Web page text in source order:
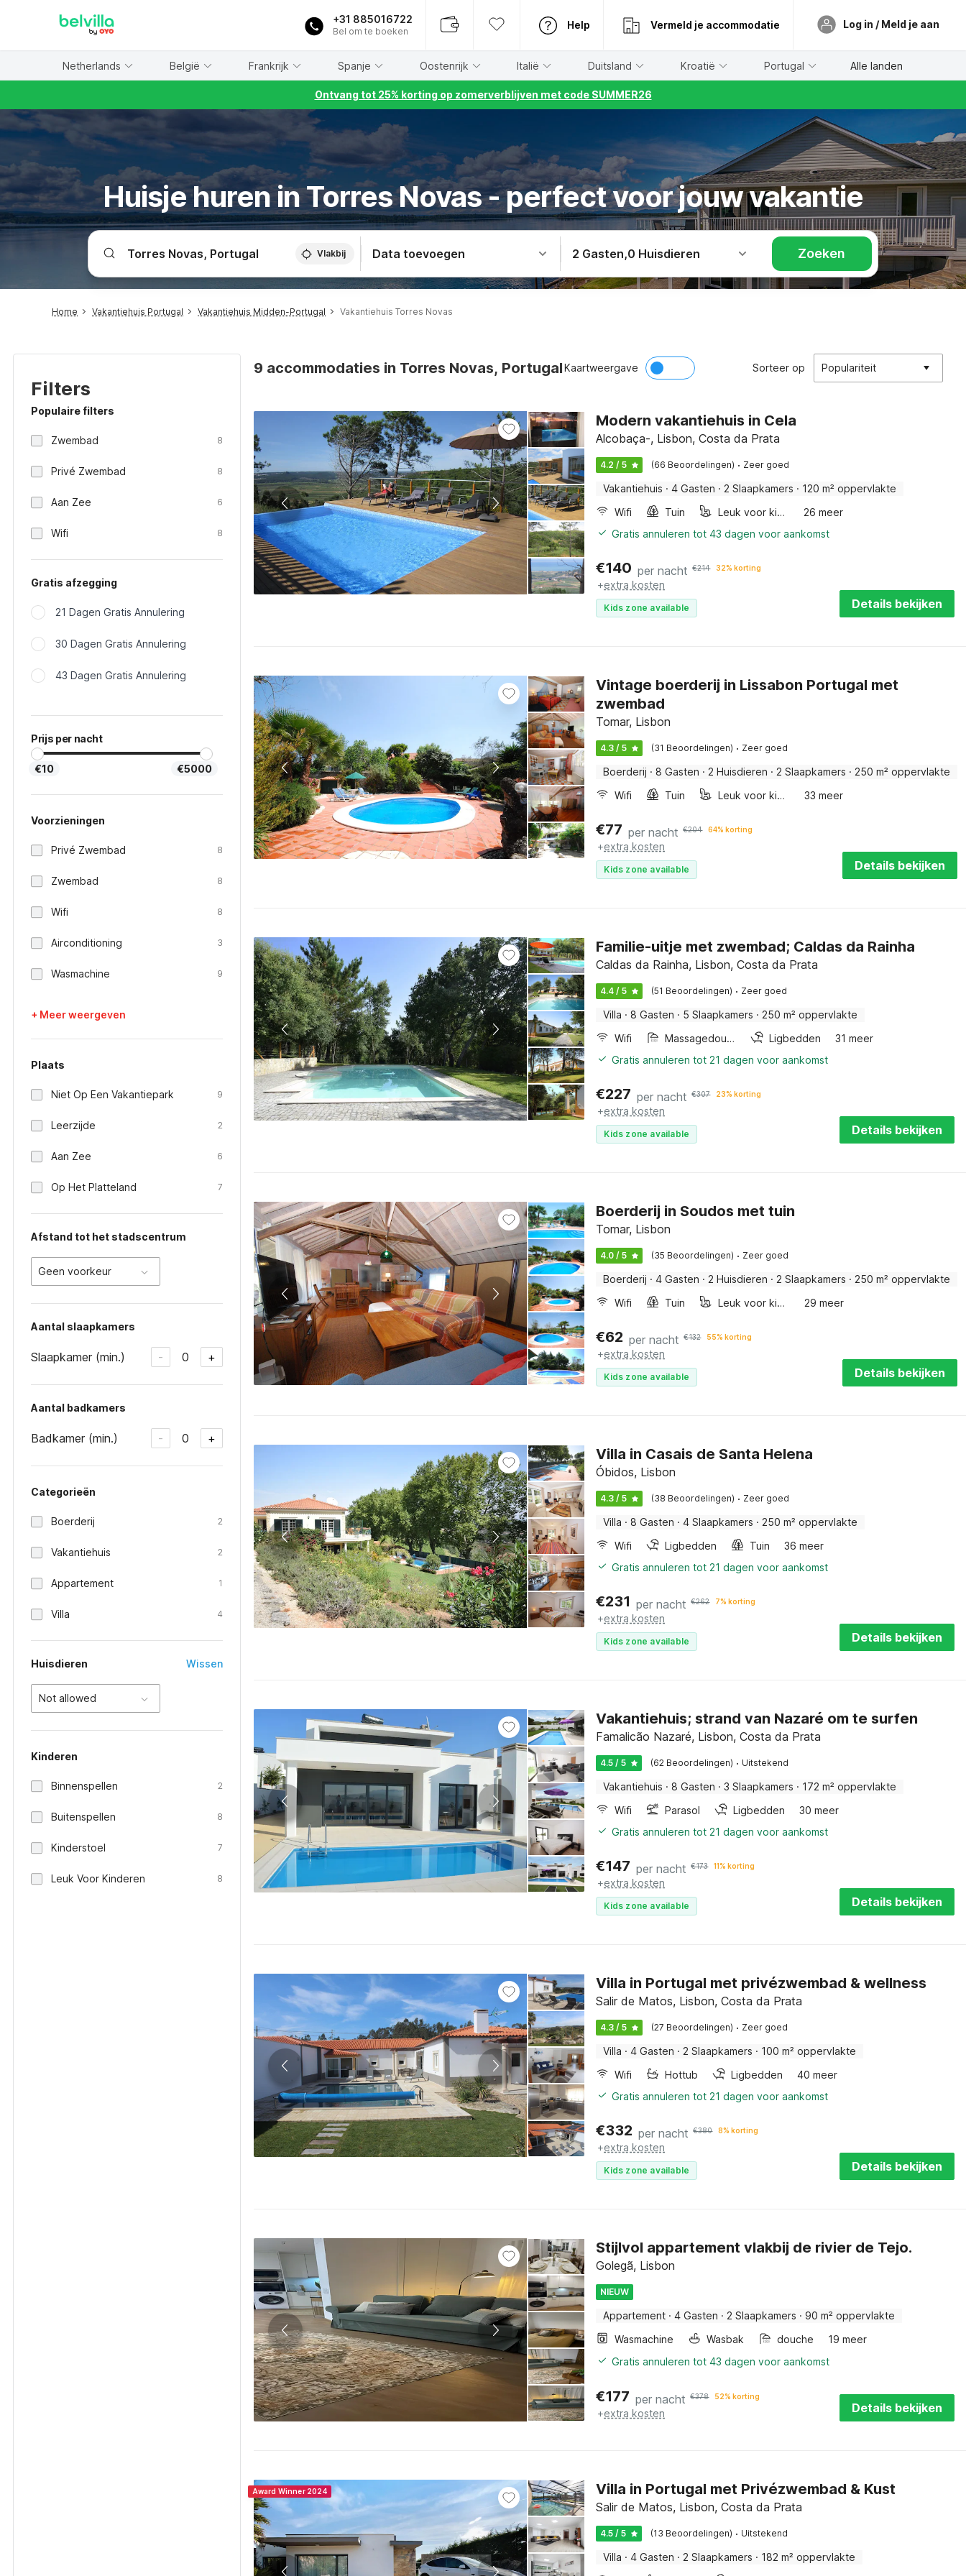
+31 885016722
Bel om te boeken
Help Vermeld je accommodatie Log in / Meld je aan
Netherlands België Frankrijk Spanje Oostenrijk Italië Duitsland Kroatië Portugal Alle landen
Ontvang tot 25% korting op zomerverblijven met code SUMMER26
Huisje huren in Torres Novas - perfect voor jouw vakantie
Vlakbij Data toevoegen 2 Gasten,0 Huisdieren Zoeken
Home Vakantiehuis Portugal Vakantiehuis Midden-Portugal Vakantiehuis Torres Novas
Filters
Populaire filters
Zwembad 8
Privé Zwembad 8
Aan Zee 6
Wifi 8
Gratis afzegging
21 Dagen Gratis Annulering
30 Dagen Gratis Annulering
43 Dagen Gratis Annulering
Prijs per nacht
€10 €5000
Voorzieningen
Privé Zwembad 8
Zwembad 8
Wifi 8
Airconditioning 3
Wasmachine 9
+ Meer weergeven
Plaats
Niet Op Een Vakantiepark 9
Leerzijde 2
Aan Zee 6
Op Het Platteland 7
Afstand tot het stadscentrum
Geen voorkeur
Aantal slaapkamers
Slaapkamer (min.) - 0 +
Aantal badkamers
Badkamer (min.) - 0 +
Categorieën
Boerderij 2
Vakantiehuis 2
Appartement 1
Villa 4
Huisdieren Wissen
Not allowed
Kinderen
Binnenspellen 2
Buitenspellen 8
Kinderstoel 7
Leuk Voor Kinderen 8
9 accommodaties in Torres Novas, PortugalKaartweergave Sorteer op Populariteit
Modern vakantiehuis in Cela
Alcobaça-, Lisbon, Costa da Prata
4.2 / 5 (66 Beoordelingen) · Zeer goed
Vakantiehuis · 4 Gasten · 2 Slaapkamers · 120 m² oppervlakte
Wifi
Tuin Leuk voor kinderen
26 meer
Gratis annuleren tot 43 dagen voor aankomst
€140 per nacht €214 32% korting
+extra kosten
Kids zone available Details bekijken
Vintage boerderij in Lissabon Portugal met
zwembad
Tomar, Lisbon
4.3 / 5 (31 Beoordelingen) · Zeer goed
Boerderij · 8 Gasten · 2 Huisdieren · 2 Slaapkamers · 250 m² oppervlakte
Wifi
Tuin Leuk voor kinderen 33 meer
€77 per nacht €204 64% korting
+extra kosten
Kids zone available Details bekijken
Familie-uitje met zwembad; Caldas da Rainha
Caldas da Rainha, Lisbon, Costa da Prata
4.4 / 5 (51 Beoordelingen) · Zeer goed
Villa · 8 Gasten · 5 Slaapkamers · 250 m² oppervlakte
Wifi
Massagedouche Ligbedden
31 meer
Gratis annuleren tot 21 dagen voor aankomst
€227 per nacht €307 23% korting
+extra kosten
Kids zone available Details bekijken
Boerderij in Soudos met tuin
Tomar, Lisbon
4.0 / 5 (35 Beoordelingen) · Zeer goed
Boerderij · 4 Gasten · 2 Huisdieren · 2 Slaapkamers · 250 m² oppervlakte
Wifi
Tuin Leuk voor kinderen 29 meer
€62 per nacht €132 55% korting
+extra kosten
Kids zone available Details bekijken
Villa in Casais de Santa Helena
Óbidos, Lisbon
4.3 / 5 (38 Beoordelingen) · Zeer goed
Villa · 8 Gasten · 4 Slaapkamers · 250 m² oppervlakte
Wifi
Ligbedden Tuin
36 meer
Gratis annuleren tot 21 dagen voor aankomst
€231 per nacht €262 7% korting
+extra kosten
Kids zone available Details bekijken
Vakantiehuis; strand van Nazaré om te surfen
Famalicão Nazaré, Lisbon, Costa da Prata
4.5 / 5 (62 Beoordelingen) · Uitstekend
Vakantiehuis · 8 Gasten · 3 Slaapkamers · 172 m² oppervlakte
Wifi
Parasol Ligbedden
30 meer
Gratis annuleren tot 21 dagen voor aankomst
€147 per nacht €173 11% korting
+extra kosten
Kids zone available Details bekijken
Villa in Portugal met privézwembad & wellness
Salir de Matos, Lisbon, Costa da Prata
4.3 / 5 (27 Beoordelingen) · Zeer goed
Villa · 4 Gasten · 2 Slaapkamers · 100 m² oppervlakte
Wifi
Hottub Ligbedden
40 meer
Gratis annuleren tot 21 dagen voor aankomst
€332 per nacht €380 8% korting
+extra kosten
Kids zone available Details bekijken
Stijlvol appartement vlakbij de rivier de Tejo.
Golegã, Lisbon
NIEUW
Appartement · 4 Gasten · 2 Slaapkamers · 90 m² oppervlakte
Wasmachine
Wasbak douche
19 meer
Gratis annuleren tot 43 dagen voor aankomst
€177 per nacht €378 52% korting
+extra kosten Details bekijken
Award Winner 2024 Villa in Portugal met Privézwembad & Kust
Salir de Matos, Lisbon, Costa da Prata
4.5 / 5 (13 Beoordelingen) · Uitstekend
Villa · 4 Gasten · 2 Slaapkamers · 182 m² oppervlakte